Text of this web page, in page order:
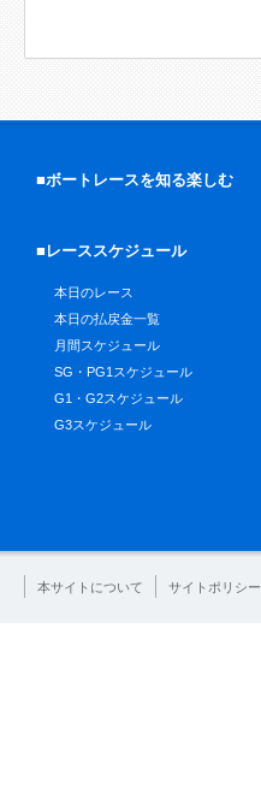
■ボートレースを知る楽しむ
■レーススケジュール
本日のレース
本日の払戻金一覧
月間スケジュール
SG・PG1スケジュール
G1・G2スケジュール
G3スケジュール
本サイトについて サイトポリシー